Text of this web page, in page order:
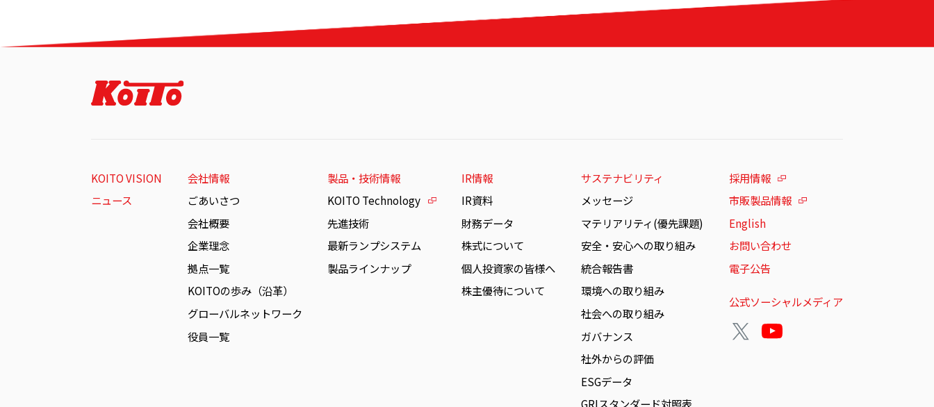
KOITO VISION
ニュース
会社情報
ごあいさつ
会社概要
企業理念
拠点一覧
KOITOの歩み（沿革）
グローバルネットワーク
役員一覧
製品・技術情報
KOITO Technology
先進技術
最新ランプシステム
製品ラインナップ
IR情報
IR資料
財務データ
株式について
個人投資家の皆様へ
株主優待について
サステナビリティ
メッセージ
マテリアリティ(優先課題)
安全・安心への取り組み
統合報告書
環境への取り組み
社会への取り組み
ガバナンス
社外からの評価
ESGデータ
GRIスタンダード対照表
採用情報
市販製品情報
English
お問い合わせ
電子公告
公式ソーシャルメディア